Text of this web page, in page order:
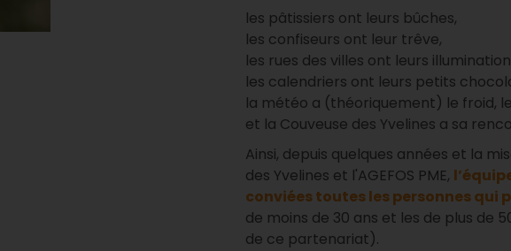
les pâtissiers ont leurs bûches,
les confiseurs ont leur trêve,
les rues des villes ont leurs
les calendriers ont leurs petits
la météo a (théoriquement) le froid,
et la Couveuse des Yvelines a sa
Ainsi, depuis quelques années et la
des Yvelines et l'AGEFOS PME,
conviées toutes les personnes qui
de moins de 30 ans et les de plus de
de ce partenariat).